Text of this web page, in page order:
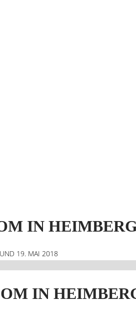
IN
19. MAI 2018
IN